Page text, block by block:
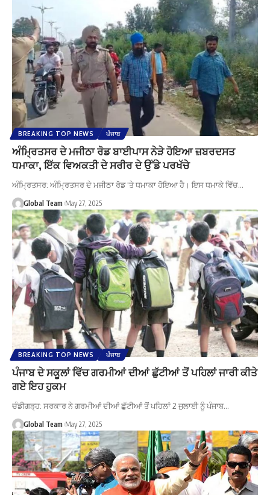
BREAKING TOP NEWS ਪੰਜਾਬ
ਅੰਮ੍ਰਿਤਸਰ ਦੇ ਮਜੀਠਾ ਰੋਡ ਬਾਈਪਾਸ ਨੇੜੇ ਹੋਇਆ ਜ਼ਬਰਦਸਤ
ਧਮਾਕਾ, ਇੱਕ ਵਿਅਕਤੀ ਦੇ ਸਰੀਰ ਦੇ ਉੱਡੇ ਪਰਖੱਚੇ
ਅੰਮ੍ਰਿਤਸਰ: ਅੰਮ੍ਰਿਤਸਰ ਦੇ ਮਜੀਠਾ ਰੋਡ 'ਤੇ ਧਮਾਕਾ ਹੋਇਆ ਹੈ। ਇਸ ਧਮਾਕੇ ਵਿੱਚ…
Global Team May 27, 2025
BREAKING TOP NEWS ਪੰਜਾਬ
ਪੰਜਾਬ ਦੇ ਸਕੂਲਾਂ ਵਿੱਚ ਗਰਮੀਆਂ ਦੀਆਂ ਛੁੱਟੀਆਂ ਤੋਂ ਪਹਿਲਾਂ ਜਾਰੀ ਕੀਤੇ
ਗਏ ਇਹ ਹੁਕਮ
ਚੰਡੀਗੜ੍ਹ: ਸਰਕਾਰ ਨੇ ਗਰਮੀਆਂ ਦੀਆਂ ਛੁੱਟੀਆਂ ਤੋਂ ਪਹਿਲਾਂ 2 ਜੁਲਾਈ ਨੂੰ ਪੰਜਾਬ…
Global Team May 27, 2025